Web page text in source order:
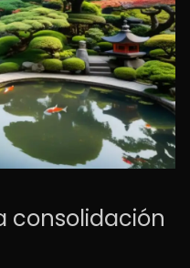
consolidación